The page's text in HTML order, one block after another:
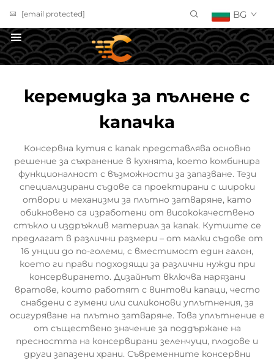
[email protected] BG
керемидка за пълнене с
капачка
Консервна кутия с капак представлява основно
решение за съхранение в кухнята, което комбинира
функционалност с възможности за запазване. Тези
специализирани съдове са проектирани с широки
отвори и механизми за плътно затваряне, като
обикновено са изработени от висококачествено
стъкло и издръжлив материал за капак. Кутиите се
предлагат в различни размери – от малки съдове от
16 унции до по-големи, с вместимост един галон,
което ги прави подходящи за различни нужди при
консервирането. Дизайнът включва нарязани
вратове, които работят с винтови капаци, често
снабдени с гумени или силиконови уплътнения, за
осигуряване на плътно затваряне. Това уплътнение е
от съществено значение за поддържане на
пресността на консервирани зеленчуци, плодове и
други запазени храни. Съвременните консервни